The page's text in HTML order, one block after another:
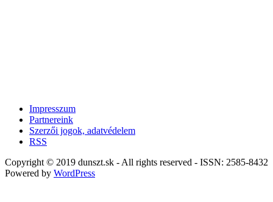
Impresszum
Partnereink
Szerzői jogok, adatvédelem
RSS
Copyright © 2019 dunszt.sk - All rights reserved - ISSN: 2585-8432
Powered by WordPress